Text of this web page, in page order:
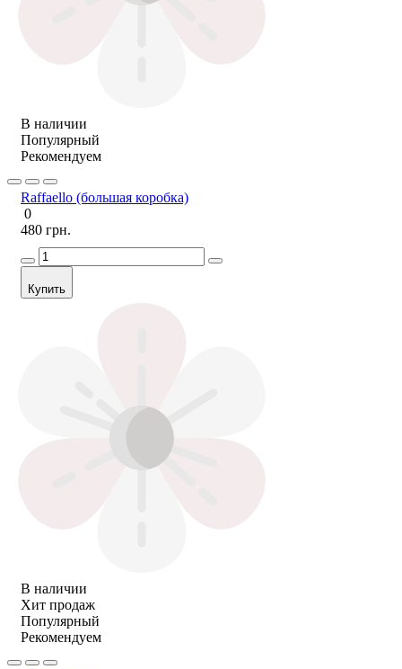
В наличии
Популярный
Рекомендуем
Raffaello (большая коробка)
0
480 грн.
Купить
В наличии
Хит продаж
Популярный
Рекомендуем